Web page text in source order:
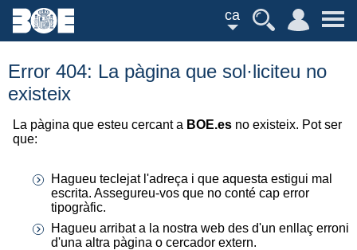
ca
Error 404: La pàgina que sol·liciteu no
existeix
La pàgina que esteu cercant a BOE.es no existeix. Pot ser
que:
Hagueu teclejat l'adreça i que aquesta estigui mal
escrita. Assegureu-vos que no conté cap error
tipogràfic.
Hagueu arribat a la nostra web des d'un enllaç erroni
d'una altra pàgina o cercador extern.